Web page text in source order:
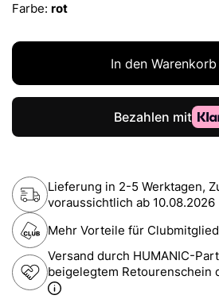
Farbe: rot
In den Warenkorb
Lieferung in 2-5 Werktagen,
voraussichtlich ab 10.08.2026
Mehr Vorteile für
Versand durch HUMANIC-
beigelegtem Retourenschein